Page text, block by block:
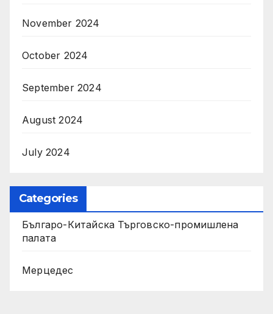
November 2024
October 2024
September 2024
August 2024
July 2024
Categories
Българо-Китайска Търговско-промишлена
палaта
Мерцедес